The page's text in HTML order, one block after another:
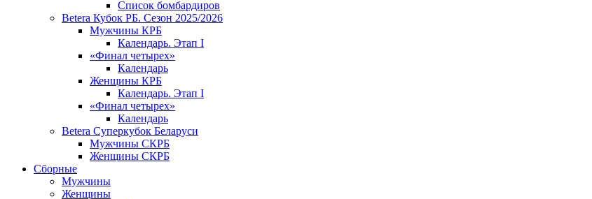
Список бомбардиров
Betera Кубок РБ. Сезон 2025/2026
Мужчины КРБ
Календарь. Этап I
«Финал четырех»
Календарь
Женщины КРБ
Календарь. Этап I
«Финал четырех»
Календарь
Betera Суперкубок Беларуси
Мужчины СКРБ
Женщины СКРБ
Сборные
Мужчины
Женщины